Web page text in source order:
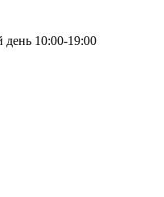
день 10:00-19:00